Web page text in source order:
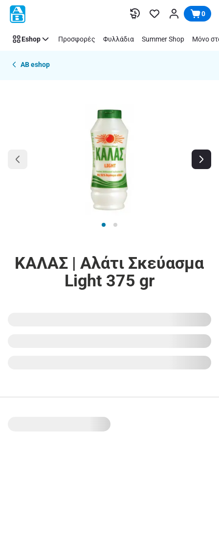
Παράλειψη 0
Eshop Προσφορές Φυλλάδια Summer Shop Μόνο
AB eshop
ΚΑΛΑΣ | Αλάτι Σκεύασμα
Light 375 gr